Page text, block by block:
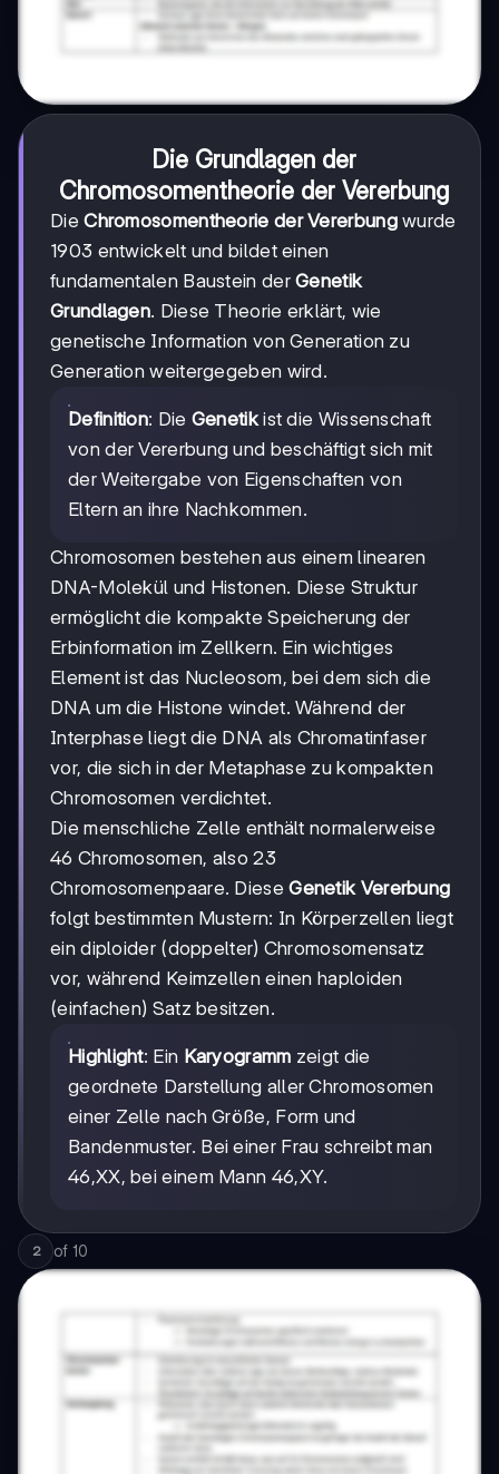
Die Grundlagen der
Chromosomentheorie der Vererbung
DieChromosomentheorie der Vererbungwurde
1903 entwickelt und bildet einen
fundamentalen Baustein derGenetik
Grundlagen. Diese Theorie erklärt, wie
genetische Information von Generation zu
Generation weitergegeben wird.
Definition: Die Genetikist die Wissenschaft
von der Vererbung und beschäftigt sich mit
der Weitergabe von Eigenschaften von
Eltern an ihre Nachkommen.
Chromosomen bestehen aus einem linearen
DNA-Molekül und Histonen. Diese Struktur
ermöglicht die kompakte Speicherung der
Erbinformation im Zellkern. Ein wichtiges
Element ist das Nucleosom, bei dem sich die
DNA um die Histone windet. Während der
Interphase liegt die DNA als Chromatinfaser
vor, die sich in der Metaphase zu kompakten
Chromosomen verdichtet.
Die menschliche Zelle enthält normalerweise
46 Chromosomen, also 23
Chromosomenpaare. DieseGenetik Vererbung
folgt bestimmten Mustern: In Körperzellen liegt
ein diploider (doppelter) Chromosomensatz
vor, während Keimzellen einen haploiden
(einfachen) Satz besitzen.
Highlight: Ein Karyogramm zeigt die
geordnete Darstellung aller Chromosomen
einer Zelle nach Größe, Form und
Bandenmuster. Bei einer Frau schreibt man
46,XX, bei einem Mann 46,XY.
2 of 10